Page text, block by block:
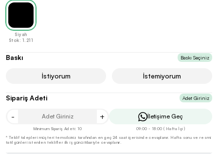
Siyah
Stok: 1.211
Baskı Baskı Seçiniz
İstiyorum İstemiyorum
Sipariş Adeti Adet Giriniz
- +
Minimum Sipariş Adeti: 10
İletişime Geç
09:00 - 18:00 ( Hafta İçi )
* Teklif talepleri müşteri temsilciniz tarafından en geç 24 saat içerisinde cevaplanır. Hafta sonu ve resmi
tatil günleri istenilen teklifler ilk iş günü itibariyle cevaplanır.